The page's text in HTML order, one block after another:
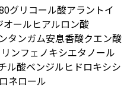
グリコール酸アラントイ
オールヒアルロン酸
タンガム安息香酸クエン酸
ンフェノキシエタノール
ル酸ベンジルヒドロキシシ
ネロール